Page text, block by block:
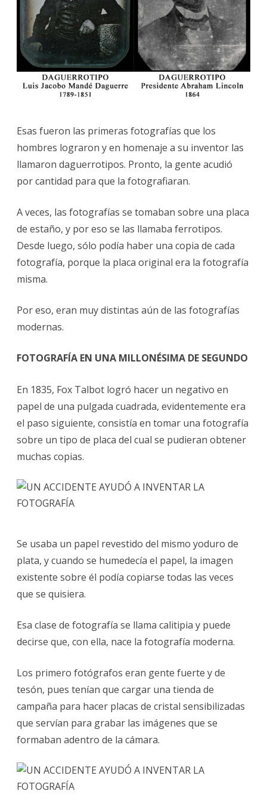
Esas fueron las primeras fotografías que los
hombres lograron y en homenaje a su inventor las
llamaron daguerrotipos. Pronto, la gente acudió
por cantidad para que la fotografiaran.
A veces, las fotografías se tomaban sobre una placa
de estaño, y por eso se las llamaba ferrotipos.
Desde luego, sólo podía haber una copia de cada
fotografía, porque la placa original era la fotografía
misma.
Por eso, eran muy distintas aún de las fotografías
modernas.
FOTOGRAFÍA EN UNA MILLONÉSIMA DE SEGUNDO
En 1835, Fox Talbot logró hacer un negativo en
papel de una pulgada cuadrada, evidentemente era
el paso siguiente, consistía en tomar una fotografía
sobre un tipo de placa del cual se pudieran obtener
muchas copias.
Se usaba un papel revestido del mismo yoduro de
plata, y cuando se humedecía el papel, la imagen
existente sobre él podía copiarse todas las veces
que se quisiera.
Esa clase de fotografía se llama calitipia y puede
decirse que, con ella, nace la fotografía moderna.
Los primero fotógrafos eran gente fuerte y de
tesón, pues tenían que cargar una tienda de
campaña para hacer placas de cristal sensibilizadas
que servían para grabar las imágenes que se
formaban adentro de la cámara.